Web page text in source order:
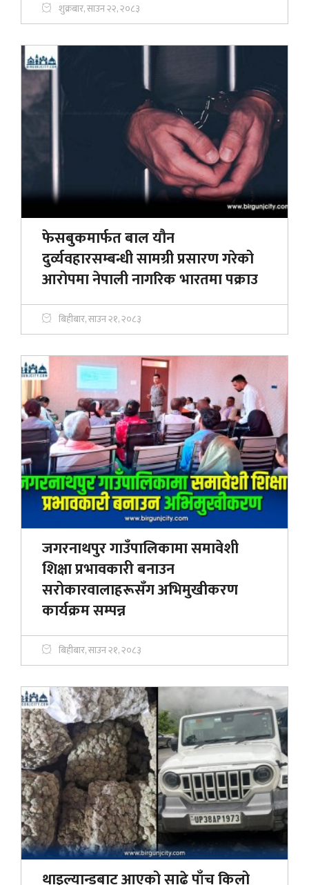
शुक्रबार, साउन २२, २०८३
फेसबुकमार्फत बाल यौन
दुर्व्यवहारसम्बन्धी सामग्री प्रसारण गरेको
आरोपमा नेपाली नागरिक भारतमा पक्राउ
बिहीबार, साउन २१, २०८३
जगरनाथपुर गाउँपालिकामा समावेशी
शिक्षा प्रभावकारी बनाउन
सरोकारवालाहरूसँग अभिमुखीकरण
कार्यक्रम सम्पन्न
बिहीबार, साउन २१, २०८३